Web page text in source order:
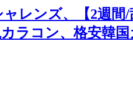
レンズ、【2週間
ラコン、格安韓